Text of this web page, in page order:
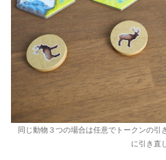
同じ動物３つの場合は任意でトークンの引
に引き直